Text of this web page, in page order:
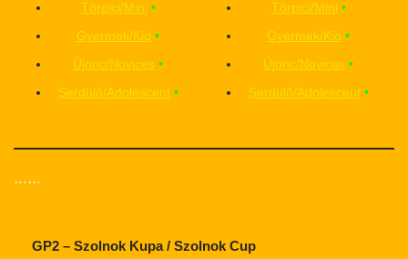
Törpici/Mini •
Gyermek/Kid •
Újonc/Novices •
Serdülő/Adolescent•
Törpici/Mini •
Gyermek/Kid •
Újonc/Novices •
Serdülő/Adolescent •
……
GP2 – Szolnok Kupa / Szolnok Cup